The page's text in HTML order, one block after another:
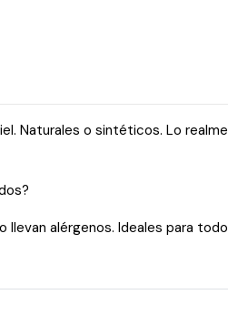
Naturales o sintéticos. Lo
alérgenos. Ideales para